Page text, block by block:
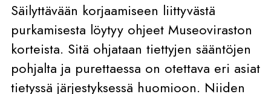
Säilyttävään korjaamiseen liittyvästä
purkamisesta löytyy ohjeet Museoviraston
korteista. Sitä ohjataan tiettyjen sääntöjen
pohjalta ja purettaessa on otettava eri asiat
tietyssä järjestyksessä huomioon. Niiden